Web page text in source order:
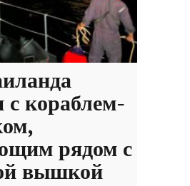
с кораблем-
рядом с
вышкой